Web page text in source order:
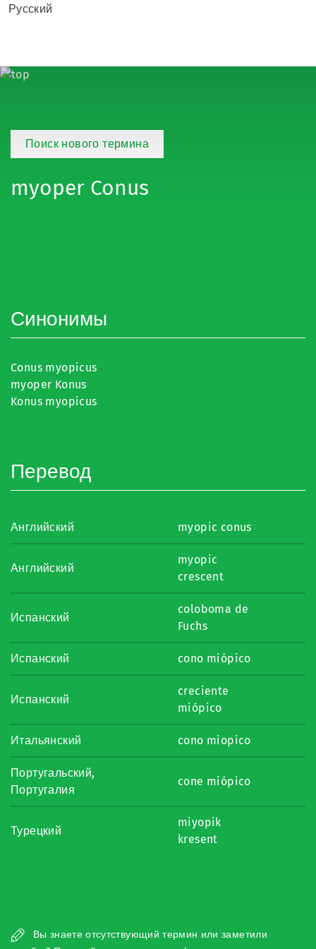
Русский
Поиск нового термина
myoper Conus
Синонимы
Conus myopicus
myoper Konus
Konus myopicus
Перевод
Английский myopic conus
Английский
myopic
crescent
Испанский
coloboma de
Fuchs
Испанский cono miópico
Испанский
creciente
miópico
Итальянский cono miopico
Португальский,
Португалия
cone miópico
Турецкий
miyopik
kresent
Вы знаете отсутствующий термин или заметили